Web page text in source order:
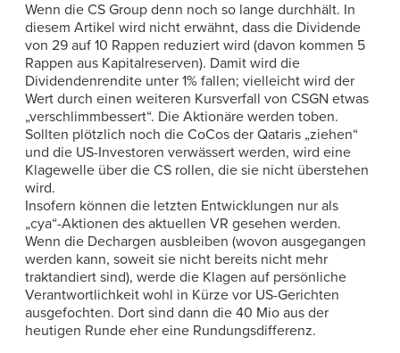
Wenn die CS Group denn noch so lange durchhält. In
diesem Artikel wird nicht erwähnt, dass die Dividende
von 29 auf 10 Rappen reduziert wird (davon kommen 5
Rappen aus Kapitalreserven). Damit wird die
Dividendenrendite unter 1% fallen; vielleicht wird der
Wert durch einen weiteren Kursverfall von CSGN etwas
„verschlimmbessert“. Die Aktionäre werden toben.
Sollten plötzlich noch die CoCos der Qataris „ziehen“
und die US-Investoren verwässert werden, wird eine
Klagewelle über die CS rollen, die sie nicht überstehen
wird.
Insofern können die letzten Entwicklungen nur als
„cya“-Aktionen des aktuellen VR gesehen werden.
Wenn die Dechargen ausbleiben (wovon ausgegangen
werden kann, soweit sie nicht bereits nicht mehr
traktandiert sind), werde die Klagen auf persönliche
Verantwortlichkeit wohl in Kürze vor US-Gerichten
ausgefochten. Dort sind dann die 40 Mio aus der
heutigen Runde eher eine Rundungsdifferenz.